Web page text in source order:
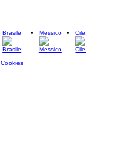
Brasile Messico Cile
Cookies